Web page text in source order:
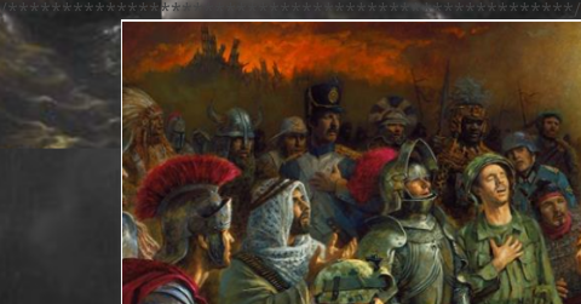
/****************************************************/